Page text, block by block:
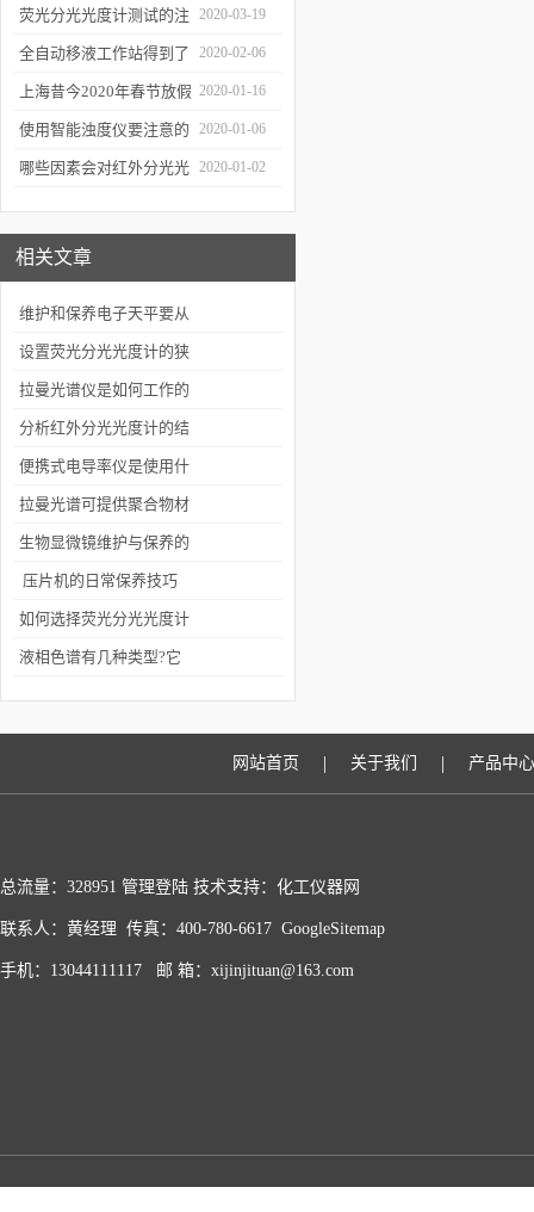
软件有哪些特点
荧光分光光度计测试的注
意事项有哪些
2020-03-19
全自动移液工作站得到了
广泛的应用
2020-02-06
上海昔今2020年春节放假
通知
2020-01-16
使用智能浊度仪要注意的
几个要点
2020-01-06
哪些因素会对红外分光光 2020-01-02
相关文章
维护和保养电子天平要从
以下几个方面入手
设置荧光分光光度计的狭
缝要注意哪些事项
拉曼光谱仪是如何工作的
你知道吗？
分析红外分光光度计的结
构组成
便携式电导率仪是使用什
么方法进行测量的？
拉曼光谱可提供聚合物材
料结构方面的许多重要信
息
生物显微镜维护与保养的
基本要求
压片机的日常保养技巧
如何选择荧光分光光度计
的滤光片？
液相色谱有几种类型?它
网站首页 | 关于我们 | 产品中心
总流量：328951 管理登陆 技术支持：化工仪器网
联系人：黄经理 传真：400-780-6617 GoogleSitemap
手机：13044111117 邮 箱：xijinjituan@163.com